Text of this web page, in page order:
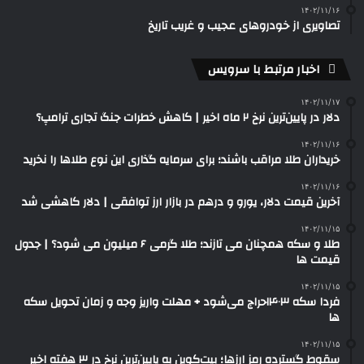
۱۴۰۲/۱۱/۱۶
تصاویری از خودروهای عجیب و غریب تاریخ
اخبار مرتبط با سرویس
۱۴۰۲/۱۱/۱۷
دلار در پایین‌ترین نرخ ۲ ماه اخیر | کاهش خطرات جنگ تجاری ترامپ؟
۱۴۰۲/۱۱/۱۶
خریداران طلا مراقب باشند؛ برای سرمایه گذاری این نوع طلاها را نخرید
۱۴۰۲/۱۱/۱۶
آخرین قیمت دلار، یورو و درهم در بازار ارز توافقی | دلار کاهشی شد
۱۴۰۲/۱۱/۱۵
طلا و سکه همچنان می تازند؛ طلا گرمی ۶ میلیون می شود؟ | جدول
قیمت ها
۱۴۰۲/۱۱/۱۵
فردا سکه ۱۴۰۳حراج می‌شود + مهلت واریز وجه و زمان تحویل سکه
ها
۱۴۰۲/۱۱/۱۵